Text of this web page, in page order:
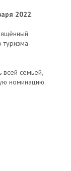
2022.
туризма
всей семьей,
номинацию.